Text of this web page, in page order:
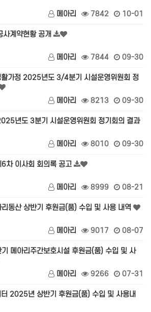
메아리 7842 10-01
사계약현황 공개
메아리 7844 09-30
활가정 2025년도 3/4분기 시설운영위원회 정
메아리
8213 09-30
년도 3분기 시설운영위원회 정기회의 결과
메아리
8010 09-30
차 이사회 회의록 공고
메아리 8999 08-21
동산 상반기 후원금(품) 수입 및 사용 내역
메아리 9017 08-07
메아리주간보호시설 후원금(품) 수입 및 사
메아리
9266 07-31
터 2025년 상반기 후원금(품) 수입 및 사용내